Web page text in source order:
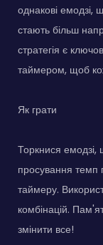
однакові емодзі,
стають більш
стратегія є
таймером, щоб
Як грати
Торкнися емодзі,
просування темп
таймеру.
комбінацій.
змінити все!